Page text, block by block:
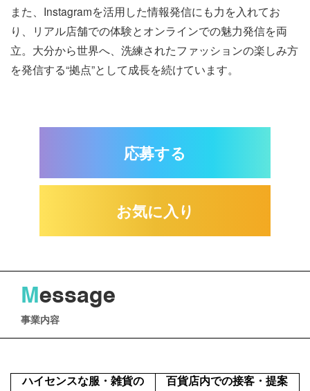
また、Instagramを活用した情報発信にも力を入れてお
り、リアル店舗での体験とオンラインでの魅力発信を両
立。大分から世界へ、洗練されたファッションの楽しみ方
を発信する“拠点”として成長を続けています。
応募する
お気に入り
Message
事業内容
ハイセンスな服・雑貨の
百貨店内での接客・提案